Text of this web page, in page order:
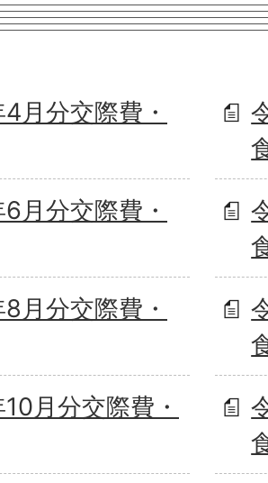
月分交際費・
月分交際費・
月分交際費・
月分交際費・